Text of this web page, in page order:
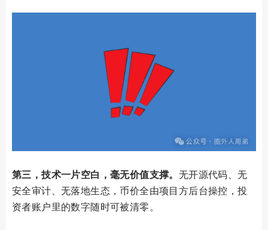
第三，技术一片空白，毫无价值支撑。 无开源代码、无
安全审计、无落地生态，币价全由项目方后台操控，投
资者账户里的数字随时可被清零。